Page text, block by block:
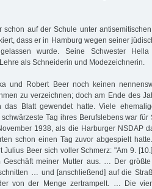
schon auf der Schule unter
dass er in Hamburg wegen seiner
wurde. Seine Schwester
als Schneiderin und Modezeichnerin.
und Robert Beer noch keinen
zu verzeichnen; doch am Ende des
das Blatt gewendet hatte. Viele
Tag ihres Berufslebens war
1938, als die Harburger NSDAP
schon einen Tag zuvor abgespielt
Julius Beer sich voller Schmerz: "Am 9.
meiner Mutter aus. … Der
… und [anschließend] auf die
von der Menge zertrampelt. … Die